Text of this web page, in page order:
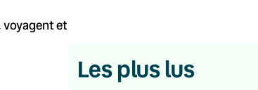
voyagent et
Les plus lus